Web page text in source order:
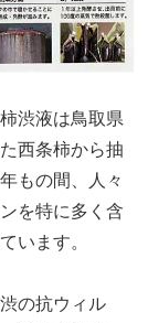
渋液は鳥取県
西条柿から抽
もの間、人々
を特に多く含
います。
の抗ウィル